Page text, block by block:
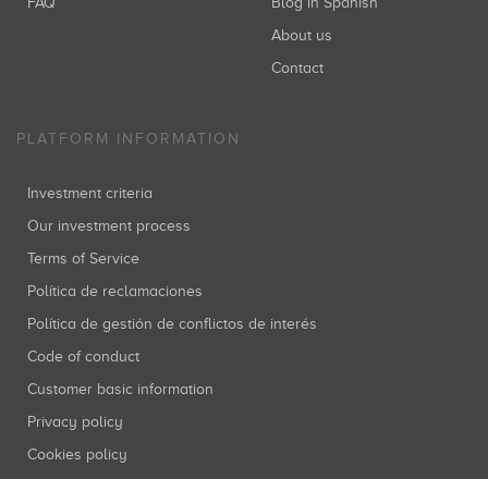
About us
Contact
PLATFORM INFORMATION
Investment criteria
Our investment process
Terms of Service
Política de reclamaciones
Política de gestión de conflictos de interés
Code of conduct
Customer basic information
Privacy policy
Cookies policy